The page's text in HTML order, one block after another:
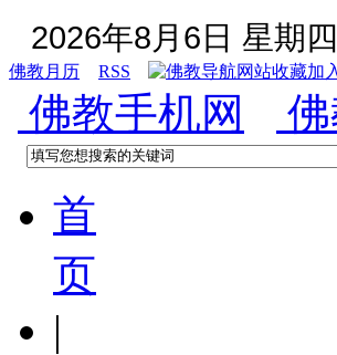
2026年8月6日 星期四
佛教月历 RSS 加
佛教手机网
首
页
|